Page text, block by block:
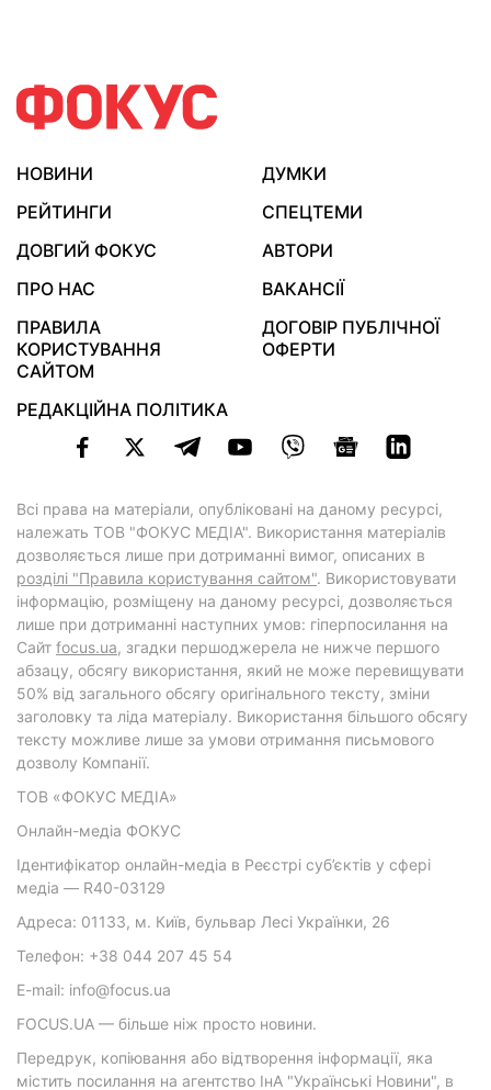
НОВИНИ
ДУМКИ
РЕЙТИНГИ
СПЕЦТЕМИ
ДОВГИЙ ФОКУС
АВТОРИ
ПРО НАС
ВАКАНСІЇ
ПРАВИЛА
КОРИСТУВАННЯ
САЙТОМ
ДОГОВІР ПУБЛІЧНОЇ
ОФЕРТИ
РЕДАКЦІЙНА ПОЛІТИКА
Всі права на матеріали, опубліковані на даному ресурсі,
належать ТОВ "ФОКУС МЕДІА". Використання матеріалів
дозволяється лише при дотриманні вимог, описаних в
розділі "Правила користування сайтом". Використовувати
інформацію, розміщену на даному ресурсі, дозволяється
лише при дотриманні наступних умов: гіперпосилання на
Cайт focus.ua, згадки першоджерела не нижче першого
абзацу, обсягу використання, який не може перевищувати
50% від загального обсягу оригінального тексту, зміни
заголовку та ліда матеріалу. Використання більшого обсягу
тексту можливе лише за умови отримання письмового
дозволу Компанії.
ТОВ «ФОКУС МЕДІА»
Онлайн-медіа ФОКУС
Ідентифікатор онлайн-медіа в Реєстрі суб’єктів у сфері
медіа — R40-03129
Адреса: 01133, м. Київ, бульвар Лесі Українки, 26
Телефон: +38 044 207 45 54
E-mail: info@focus.ua
FOCUS.UA — більше ніж просто новини.
Передрук, копіювання або відтворення інформації, яка
містить посилання на агентство ІнА "Українські Новини", в